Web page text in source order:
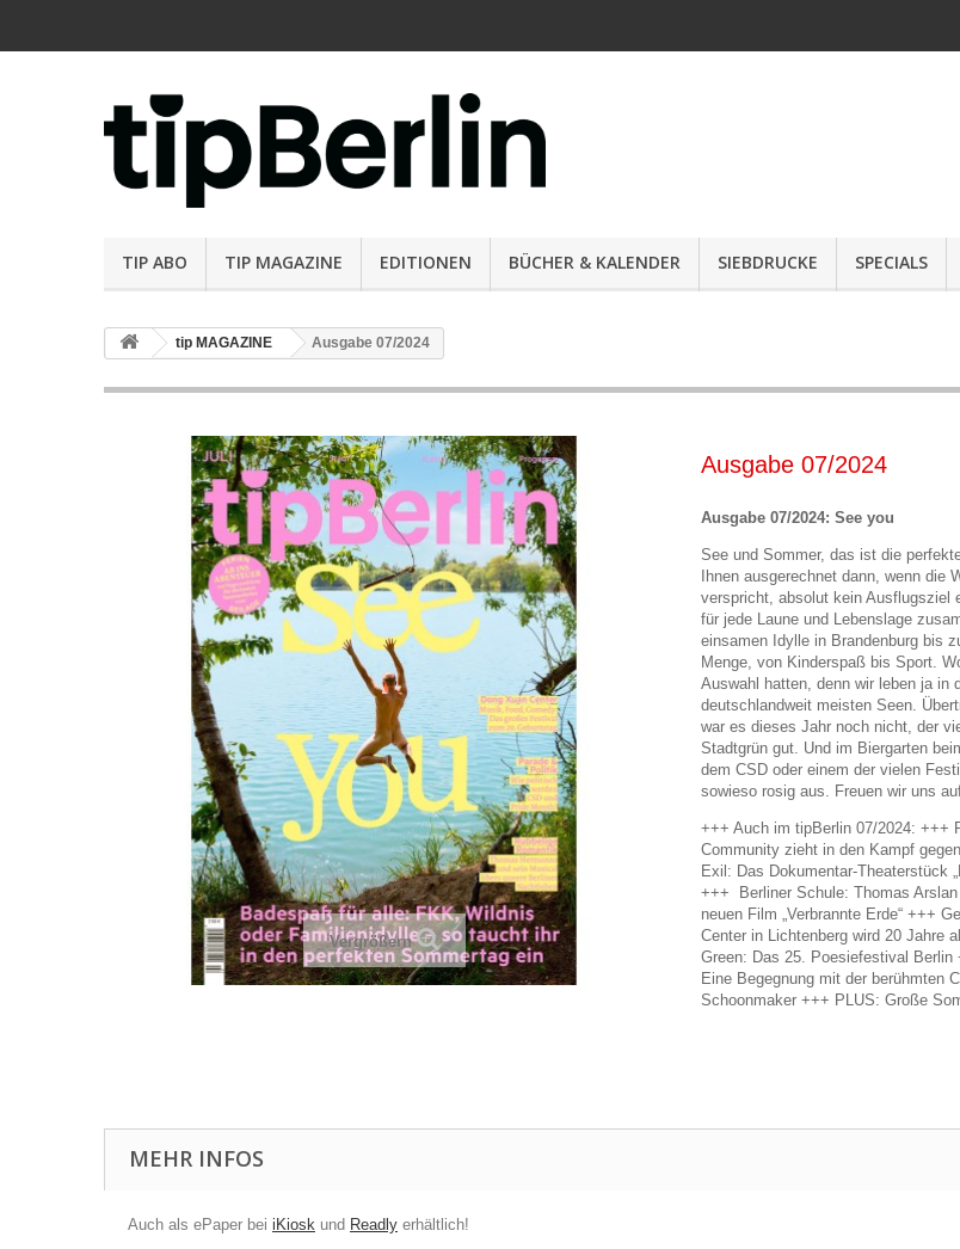
TIP ABO TIP MAGAZINE EDITIONEN BÜCHER & KALENDER SIEBDRUCKE SPECIALS
tip MAGAZINE Ausgabe 07/2024
Vergrößern
Ausgabe 07/2024
Ausgabe 07/2024: See you
See und Sommer, das ist die
Ihnen ausgerechnet dann, wenn die
verspricht, absolut kein Ausflugsziel
für jede Laune und Lebenslage
einsamen Idylle in Brandenburg bis
Menge, von Kinderspaß bis Sport.
Auswahl hatten, denn wir leben ja in
deutschlandweit meisten Seen.
war es dieses Jahr noch nicht, der
Stadtgrün gut. Und im Biergarten
dem CSD oder einem der vielen
sowieso rosig aus. Freuen wir uns
+++ Auch im tipBerlin 07/2024: +++
Community zieht in den Kampf
Exil: Das Dokumentar-Theaterstück
+++ Berliner Schule: Thomas
neuen Film „Verbrannte Erde“ +++
Center in Lichtenberg wird 20 Jahre
Green: Das 25. Poesiefestival
Eine Begegnung mit der berühmten
Schoonmaker +++ PLUS: Große
MEHR INFOS
Auch als ePaper bei iKiosk und Readly erhältlich!